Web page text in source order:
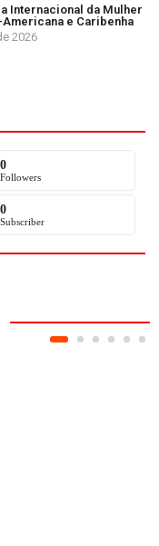
Internacional da Mulher
e Caribenha
2026
0
Followers
0
Subscriber